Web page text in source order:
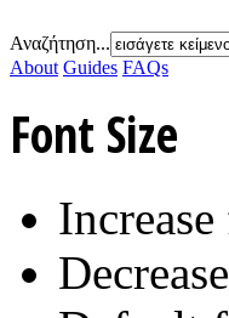
Αναζήτηση...
About Guides FAQs
Font Size